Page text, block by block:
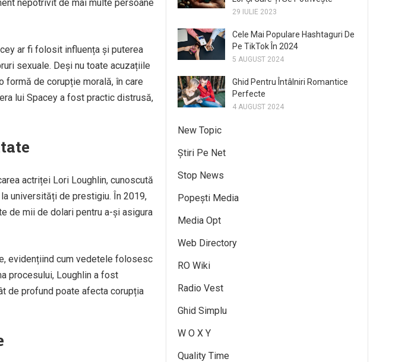
nepotrivit de mai multe persoane
ar fi folosit influența și puterea
sexuale. Deși nu toate acuzațiile
formă de corupție morală, în care
lui Spacey a fost practic distrusă,
actriței Lori Loughlin, cunoscută
universități de prestigiu. În 2019,
de mii de dolari pentru a-și asigura
evidențiind cum vedetele folosesc
procesului, Loughlin a fost
de profund poate afecta corupția
29 IULIE 2023
Cele Mai Populare Hashtaguri De
Pe TikTok În 2024
5 AUGUST 2024
Ghid Pentru Întâlniri Romantice
Perfecte
4 AUGUST 2024
New Topic
Știri Pe Net
Stop News
Popești Media
Media Opt
Web Directory
RO Wiki
Radio Vest
Ghid Simplu
W O X Y
Quality Time